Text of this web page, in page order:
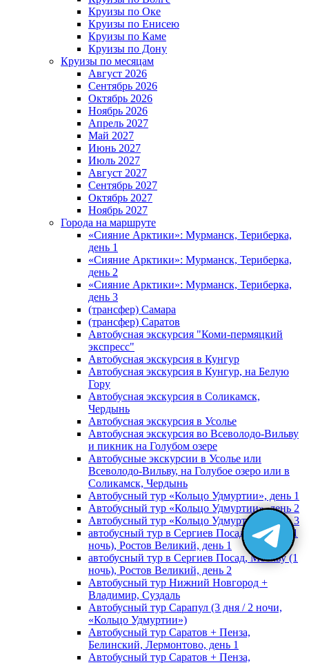
Круизы по Оке
Круизы по Енисею
Круизы по Каме
Круизы по Дону
Круизы по месяцам
Август 2026
Сентябрь 2026
Октябрь 2026
Ноябрь 2026
Апрель 2027
Май 2027
Июнь 2027
Июль 2027
Август 2027
Сентябрь 2027
Октябрь 2027
Ноябрь 2027
Города на маршруте
«Сияние Арктики»: Мурманск, Териберка,
день 1
«Сияние Арктики»: Мурманск, Териберка,
день 2
«Сияние Арктики»: Мурманск, Териберка,
день 3
(трансфер) Самара
(трансфер) Саратов
Автобусная экскурсия "Коми-пермяцкий
экспресс"
Автобусная экскурсия в Кунгур
Автобусная экскурсия в Кунгур, на Белую
Гору
Автобусная экскурсия в Соликамск,
Чердынь
Автобусная экскурсия в Усолье
Автобусная экскурсия во Всеволодо-Вильву
и пикник на Голубом озере
Автобусные экскурсии в Усолье или
Всеволодо-Вильву, на Голубое озеро или в
Соликамск, Чердынь
Автобусный тур «Кольцо Удмуртии», день 1
Автобусный тур «Кольцо Удмуртии», день 2
Автобусный тур «Кольцо Удмуртии», день 3
автобусный тур в Сергиев Посад, Москву (1
ночь), Ростов Великий, день 1
автобусный тур в Сергиев Посад, Москву (1
ночь), Ростов Великий, день 2
Автобусный тур Нижний Новгород +
Владимир, Суздаль
Автобусный тур Сарапул (3 дня / 2 ночи,
«Кольцо Удмуртии»)
Автобусный тур Саратов + Пенза,
Белинский, Лермонтово, день 1
Автобусный тур Саратов + Пенза,